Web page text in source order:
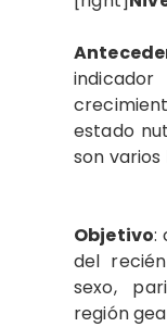
estado
son
Objetivo:
del
sexo,
región